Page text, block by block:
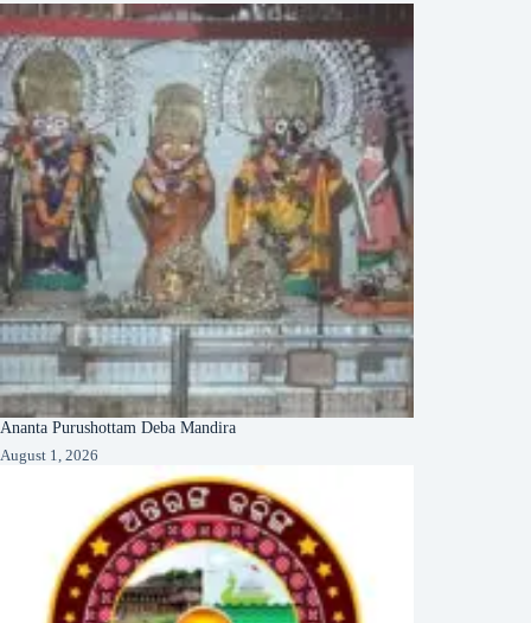
Ananta Purushottam Deba Mandira
August 1, 2026